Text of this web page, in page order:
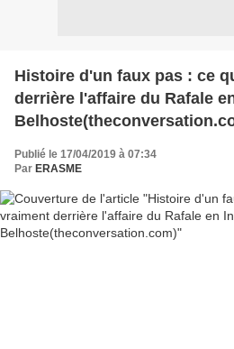
Histoire d'un faux pas : ce
derrière l'affaire du Rafale
Publié le 17/04/2019 à 07:34
Par ERASME